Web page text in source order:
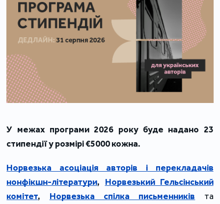
У межах програми 2026 року буде надано 23
стипендії у розмірі €5000 кожна.
Норвезька асоціація авторів і перекладачів
нонфікшн-літератури, Норвезький Гельсінський
комітет, Норвезька спілка письменників та